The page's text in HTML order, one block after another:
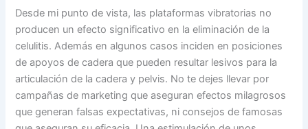
Desde mi punto de vista, las plataformas vibratorias no
producen un efecto significativo en la eliminación de la
celulitis. Además en algunos casos inciden en posiciones
de apoyos de cadera que pueden resultar lesivos para la
articulación de la cadera y pelvis. No te dejes llevar por
campañas de marketing que aseguran efectos milagrosos
que generan falsas expectativas, ni consejos de famosas